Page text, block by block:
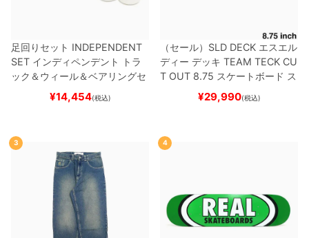
足回りセット INDEPENDENT
SET インディペンデント
トラ
ック＆ウィール＆ベアリングセ
（トリック用）
ード スケボー
¥14,454(税込)
（セール） SLD DECK エスエル
ディー デッキ TEAM TECK CU
T OUT 8.75 スケートボード ス
¥29,990(税込)
3 4